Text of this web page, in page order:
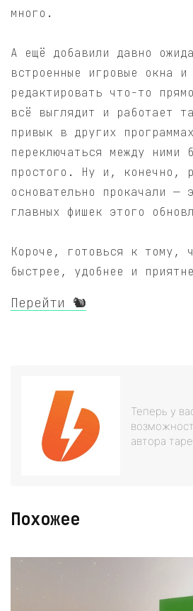
много.
А ещё добавили давно
встроенные игровые окна и
редактировать что-то
всё выглядит и работает
привык в других
переключаться между ними
простого. Ну и, конечно,
основательно прокачали —
главных фишек этого
Короче, готовься к тому,
быстрее, удобнее и
Перейти 🐿️
Теперь у
автора
Похожее